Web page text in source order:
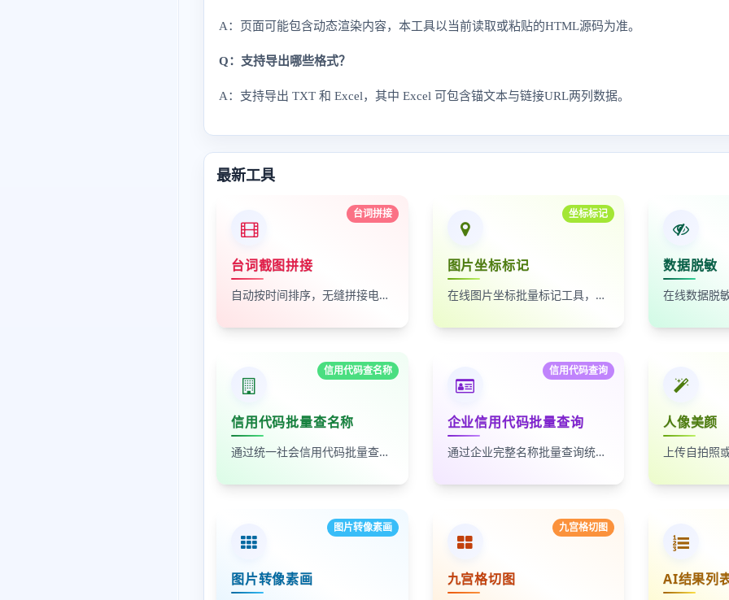
A：页面可能包含动态渲染内容，本工具以当前读取或粘贴的HTML源码为准。
Q：支持导出哪些格式？
A：支持导出 TXT 和 Excel，其中 Excel 可包含锚文本与链接URL两列数据。
最新工具
台词拼接
台词截图拼接
自动按时间排序，无缝拼接电影台词截图
坐标标记
图片坐标标记
在线图片坐标批量标记工具，支持自定义红点、颜色、大小及序号
数据脱敏
信用代码查名称
信用代码批量查名称
通过统一社会信用代码批量查询企业名称，适合企业名单核验、客户资料整理和工商信息补全
信用代码查询
企业信用代码批量查询
通过企业完整名称批量查询统一社会信用代码，适合企业资料整理、名单核验和工商信息匹配
人像美颜
图片转像素画
图片转像素画
九宫格切图
九宫格切图 AI结果列